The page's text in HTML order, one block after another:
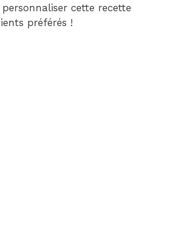
personnaliser cette recette
préférés !